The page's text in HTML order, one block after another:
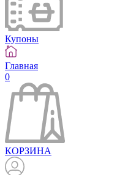
Купоны
Главная
0
КОРЗИНА